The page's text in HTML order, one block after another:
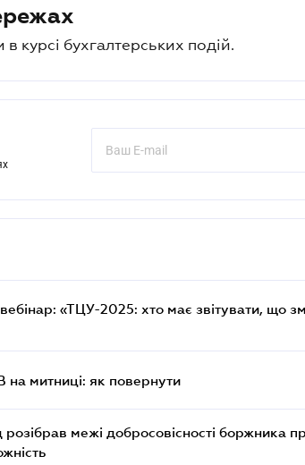
курсі бухгалтерських подій.
«ТЦУ-2025: хто має звітувати, що
митниці: як повернути
межі добросовісності боржника